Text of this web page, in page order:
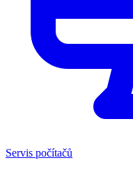
Servis počítačů